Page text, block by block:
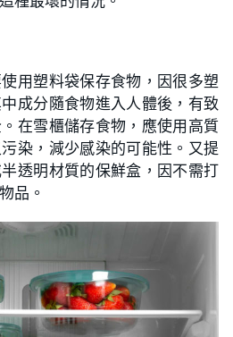
用塑料袋保存食物，因很多塑
成分隨食物進入人體後，有致
在雪櫃儲存食物，應使用高質
染，減少感染的可能性。又提
透明材質的保鮮盒，因不需打
品。